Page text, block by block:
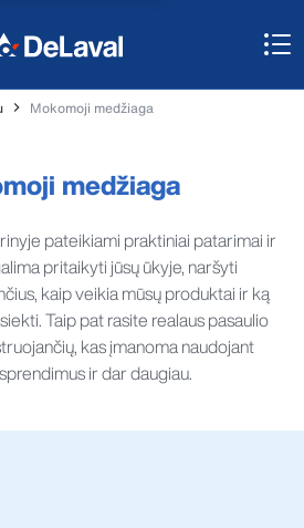
Mokomoji medžiaga
medžiaga
pateikiami praktiniai patarimai ir
pritaikyti jūsų ūkyje, naršyti
kaip veikia mūsų produktai ir ką
Taip pat rasite realaus pasaulio
kas įmanoma naudojant
ir dar daugiau.